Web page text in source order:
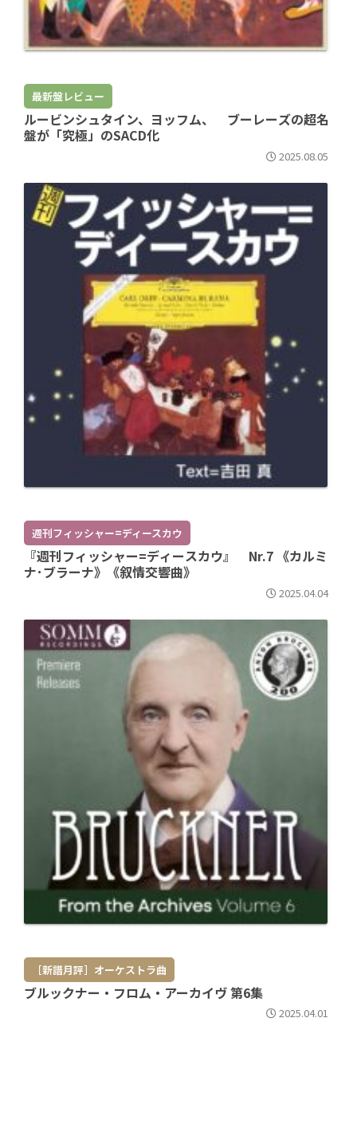
最新盤レビュー
ルービンシュタイン、ヨッフム、 ブーレーズの超名
盤が「究極」のSACD化
2025.08.05
週刊フィッシャー=ディースカウ
『週刊フィッシャー=ディースカウ』 Nr.7 《カルミ
ナ･ブラーナ》《叙情交響曲》
2025.04.04
［新譜月評］オーケストラ曲
ブルックナー・フロム・アーカイヴ 第6集
2025.04.01